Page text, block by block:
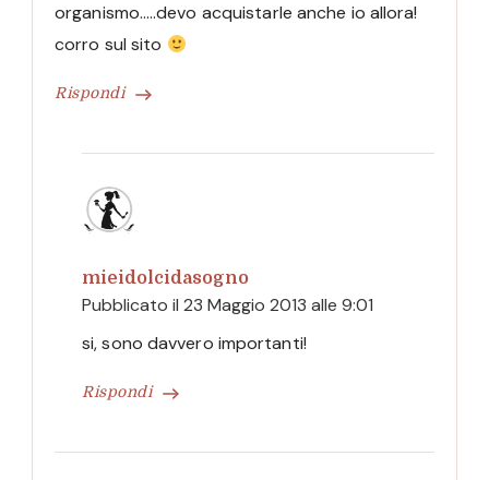
Rispondi
organismo…..devo acquistarle anche io allora!
corro sul sito
mieidolcidasogno
Pubblicato il 23 Maggio 2013 alle 9:01
Rispondi
si, sono davvero importanti!